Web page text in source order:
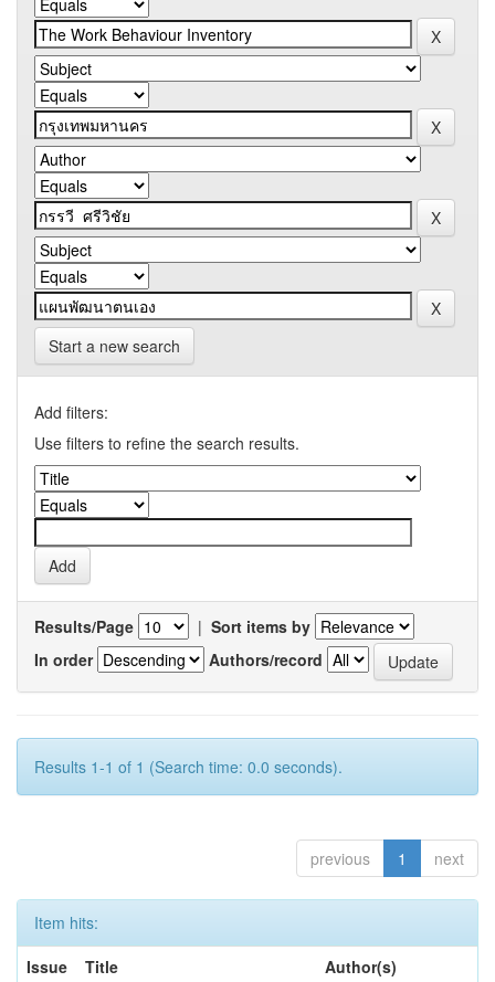
Start a new search
Add filters:
Use filters to refine the search results.
Results/Page | Sort items by
In order
Authors/record
Results 1-1 of 1 (Search time: 0.0 seconds).
previous 1 next
Item hits:
Issue
Title Author(s)